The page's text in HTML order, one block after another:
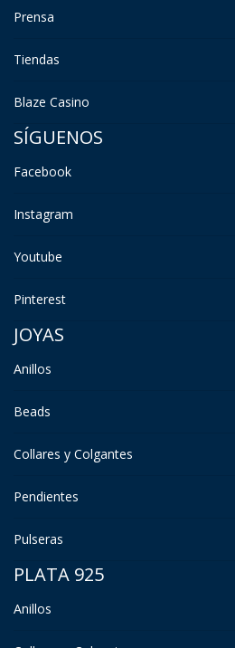
Prensa
Tiendas
Blaze Casino
SÍGUENOS
Facebook
Instagram
Youtube
Pinterest
JOYAS
Anillos
Beads
Collares y Colgantes
Pendientes
Pulseras
PLATA 925
Anillos